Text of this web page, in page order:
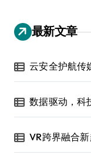
最新文章
云安全护航传
数据驱动，科
VR跨界融合